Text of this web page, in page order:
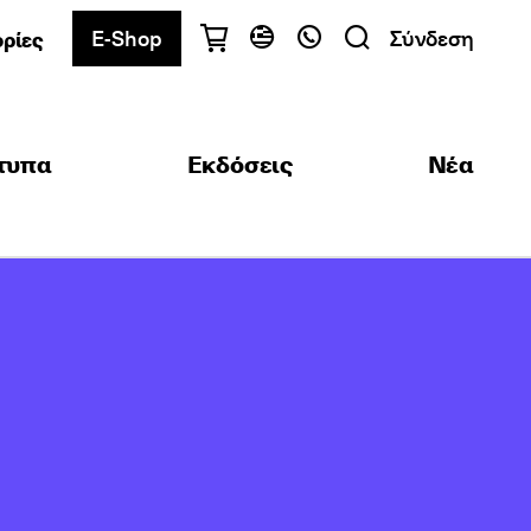
E-Shop
English
Σύνδεση
Εκδόσεις Νέα